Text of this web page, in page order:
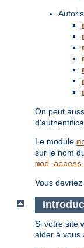
On peut
Le module
sur le nom
Vous
Si votre site
aider à vous